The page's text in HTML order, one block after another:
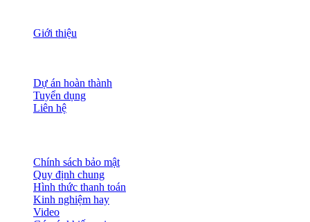
Giới thiệu
Dự án hoàn thành
Tuyển dụng
Liên hệ
Chính sách bảo mật
Quy định chung
Hình thức thanh toán
Kinh nghiệm hay
Video